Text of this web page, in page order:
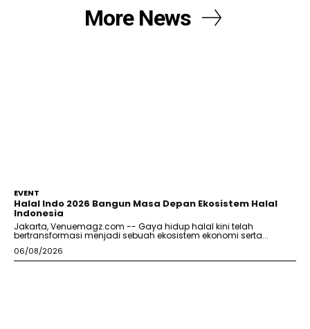
More News
EVENT
Halal Indo 2026 Bangun Masa Depan Ekosistem Halal
Indonesia
Jakarta, Venuemagz.com -- Gaya hidup halal kini telah
bertransformasi menjadi sebuah ekosistem ekonomi serta...
06/08/2026